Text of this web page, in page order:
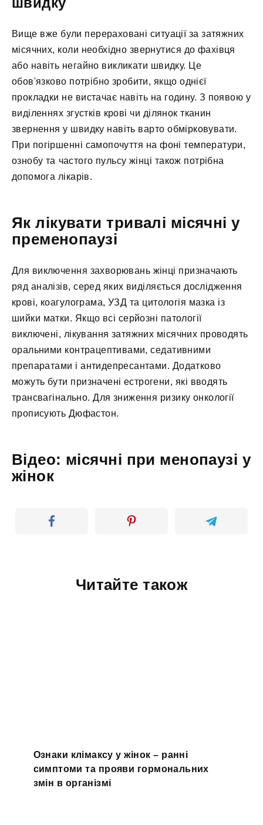
Вище вже були перераховані ситуації за затяжних
місячних, коли необхідно звернутися до фахівця
або навіть негайно викликати швидку. Це
обов'язково потрібно зробити, якщо однієї
прокладки не вистачає навіть на годину. З появою у
виділеннях згустків крові чи ділянок тканин
звернення у швидку навіть варто обмірковувати.
При погіршенні самопочуття на фоні температури,
ознобу та частого пульсу жінці також потрібна
допомога лікарів.
Як лікувати тривалі місячні у
пременопаузі
Для виключення захворювань жінці призначають
ряд аналізів, серед яких виділяється дослідження
крові, коагулограма, УЗД та цитологія мазка із
шийки матки. Якщо всі серйозні патології
виключені, лікування затяжних місячних проводять
оральними контрацептивами, седативними
препаратами і антидепресантами. Додатково
можуть бути призначені естрогени, які вводять
трансвагінально. Для зниження ризику онкології
прописують Дюфастон.
Відео: місячні при менопаузі у
жінок
Читайте також
Ознаки клімаксу у жінок – ранні
симптоми та прояви гормональних
змін в організмі